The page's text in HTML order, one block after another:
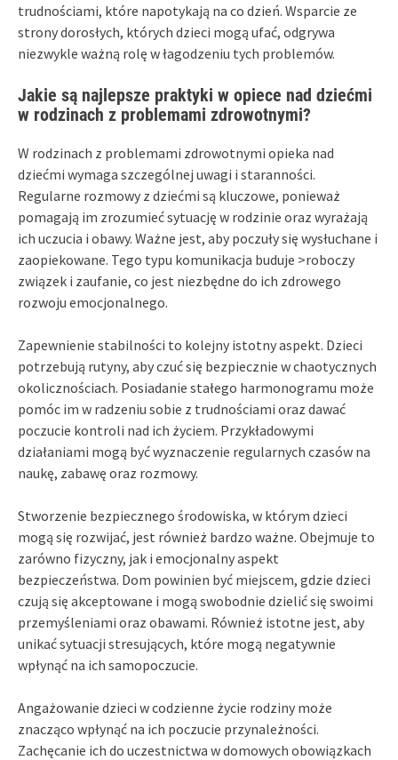
trudnościami, które napotykają na co dzień. Wsparcie ze
strony dorosłych, których dzieci mogą ufać, odgrywa
niezwykle ważną rolę w łagodzeniu tych problemów.
Jakie są najlepsze praktyki w opiece nad dziećmi
w rodzinach z problemami zdrowotnymi?
W rodzinach z problemami zdrowotnymi opieka nad
dziećmi wymaga szczególnej uwagi i staranności.
Regularne rozmowy z dziećmi są kluczowe, ponieważ
pomagają im zrozumieć sytuację w rodzinie oraz wyrażają
ich uczucia i obawy. Ważne jest, aby poczuły się wysłuchane i
zaopiekowane. Tego typu komunikacja buduje >roboczy
związek i zaufanie, co jest niezbędne do ich zdrowego
rozwoju emocjonalnego.
Zapewnienie stabilności to kolejny istotny aspekt. Dzieci
potrzebują rutyny, aby czuć się bezpiecznie w chaotycznych
okolicznościach. Posiadanie stałego harmonogramu może
pomóc im w radzeniu sobie z trudnościami oraz dawać
poczucie kontroli nad ich życiem. Przykładowymi
działaniami mogą być wyznaczenie regularnych czasów na
naukę, zabawę oraz rozmowy.
Stworzenie bezpiecznego środowiska, w którym dzieci
mogą się rozwijać, jest również bardzo ważne. Obejmuje to
zarówno fizyczny, jak i emocjonalny aspekt
bezpieczeństwa. Dom powinien być miejscem, gdzie dzieci
czują się akceptowane i mogą swobodnie dzielić się swoimi
przemyśleniami oraz obawami. Również istotne jest, aby
unikać sytuacji stresujących, które mogą negatywnie
wpłynąć na ich samopoczucie.
Angażowanie dzieci w codzienne życie rodziny może
znacząco wpłynąć na ich poczucie przynależności.
Zachęcanie ich do uczestnictwa w domowych obowiązkach